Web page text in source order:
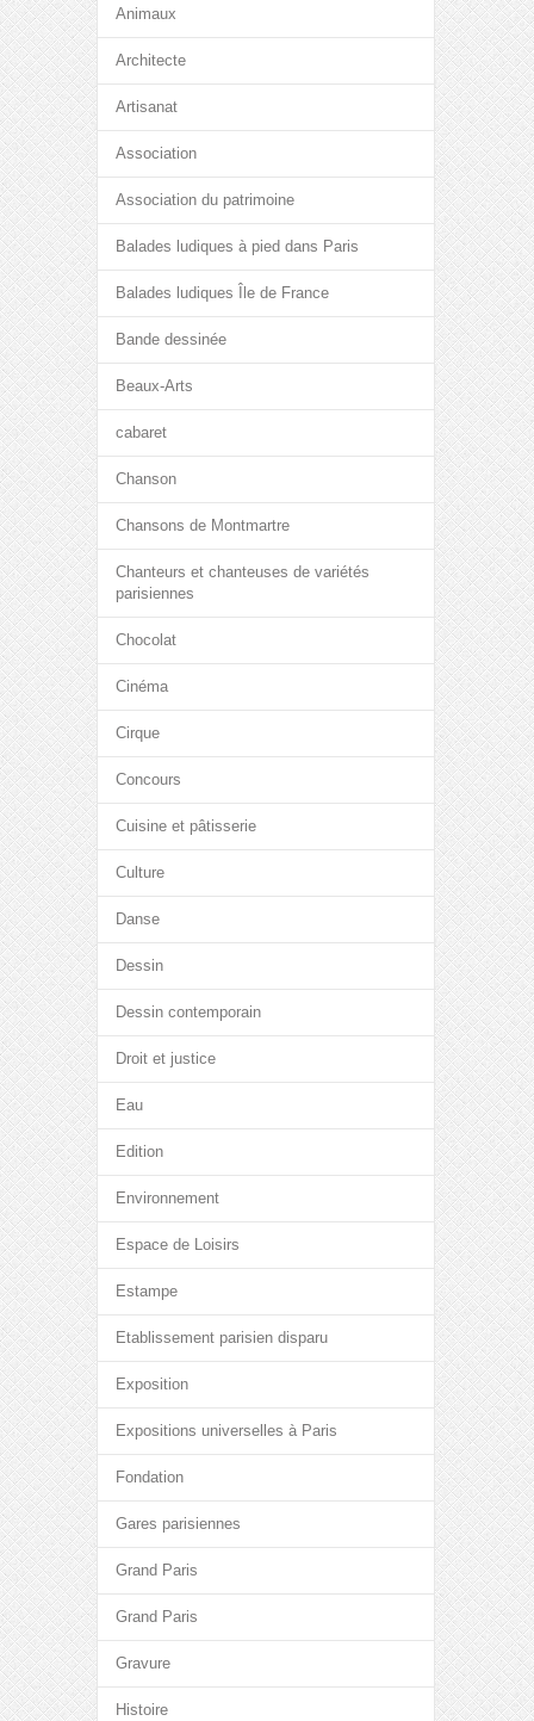
Animaux
Architecte
Artisanat
Association
Association du patrimoine
Balades ludiques à pied dans Paris
Balades ludiques Île de France
Bande dessinée
Beaux-Arts
cabaret
Chanson
Chansons de Montmartre
Chanteurs et chanteuses de variétés
parisiennes
Chocolat
Cinéma
Cirque
Concours
Cuisine et pâtisserie
Culture
Danse
Dessin
Dessin contemporain
Droit et justice
Eau
Edition
Environnement
Espace de Loisirs
Estampe
Etablissement parisien disparu
Exposition
Expositions universelles à Paris
Fondation
Gares parisiennes
Grand Paris
Grand Paris
Gravure
Histoire